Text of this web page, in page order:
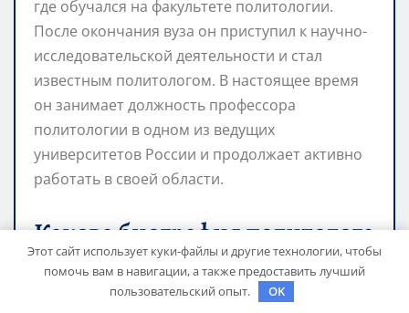
где обучался на факультете политологии.
После окончания вуза он приступил к научно-
исследовательской деятельности и стал
известным политологом. В настоящее время
он занимает должность профессора
политологии в одном из ведущих
университетов России и продолжает активно
работать в своей области.
Какова биография политолога
Александра Сытина?
Этот сайт использует куки-файлы и другие технологии, чтобы
помочь вам в навигации, а также предоставить лучший
пользовательский опыт.
OK